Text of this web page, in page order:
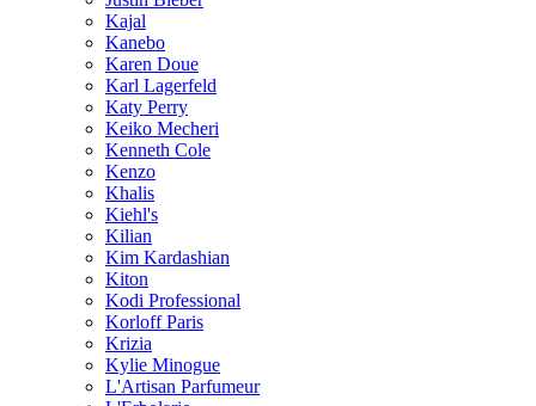
Kajal
Kanebo
Karen Doue
Karl Lagerfeld
Katy Perry
Keiko Mecheri
Kenneth Cole
Kenzo
Khalis
Kiehl's
Kilian
Kim Kardashian
Kiton
Kodi Professional
Korloff Paris
Krizia
Kylie Minogue
L'Artisan Parfumeur